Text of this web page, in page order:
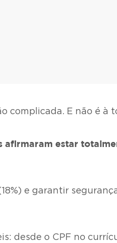
complicada. E não é à
afirmaram estar
e garantir
desde o CPF no